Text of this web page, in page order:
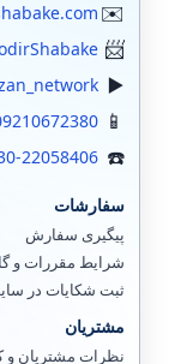
22058406
سفارشات
پیگیری سفارش
شرایط مقررات و
ثبت شکایات در
مشتریان
نظرات مشتریان و